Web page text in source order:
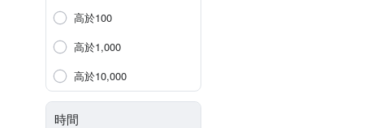
高於100
高於1,000
高於10,000
時間